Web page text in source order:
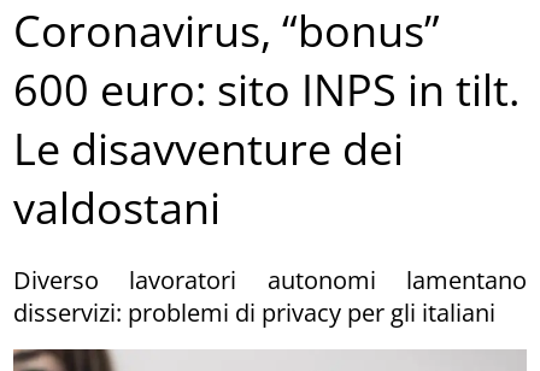
Coronavirus, “bonus”
600 euro: sito INPS in tilt.
Le disavventure dei
valdostani
Diverso lavoratori autonomi lamentano
disservizi: problemi di privacy per gli italiani